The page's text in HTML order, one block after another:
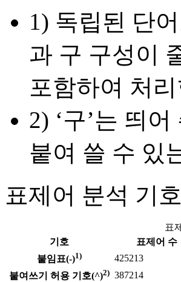
1) 독립된 단
과 구 구성이
포함하여 처
2) ‘구’는 띄
붙여 쓸 수 있
표제어 분석 기
표
기호
표제어 수
붙임표(-)1) 425213
붙여쓰기 허용 기호(^)2) 387214